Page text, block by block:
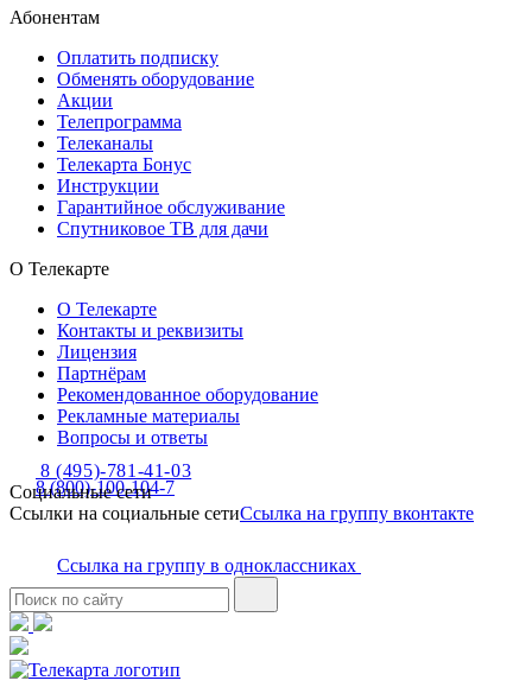
Абонентам
Оплатить подписку
Обменять оборудование
Акции
Телепрограмма
Телеканалы
Телекарта Бонус
Инструкции
Гарантийное обслуживание
Спутниковое ТВ для дачи
О Телекарте
О Телекарте
Контакты и реквизиты
Лицензия
Партнёрам
Рекомендованное оборудование
Рекламные материалы
Вопросы и ответы
8 (800)-100-104-7
8 (495)-781-41-03
Социальные сети
Ссылки на социальные сетиСсылка на группу вконтакте
Ссылка на группу в одноклассниках